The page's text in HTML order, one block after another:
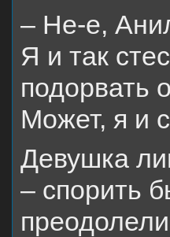
– Не-е,
Я и так
подорвать
Может, я и
Девушка
– спорить